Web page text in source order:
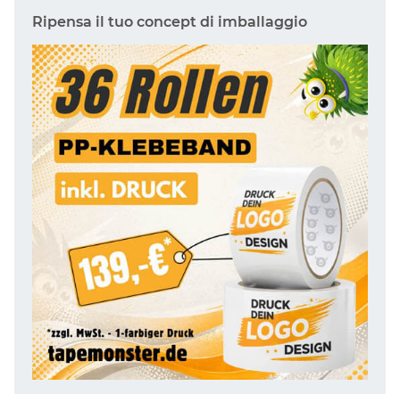
Ripensa il tuo concept di imballaggio